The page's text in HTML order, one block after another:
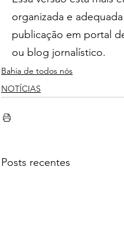
organizada e
publicação em portal
ou blog jornalístico.
Bahia de todos nós
NOTÍCIAS
Posts recentes